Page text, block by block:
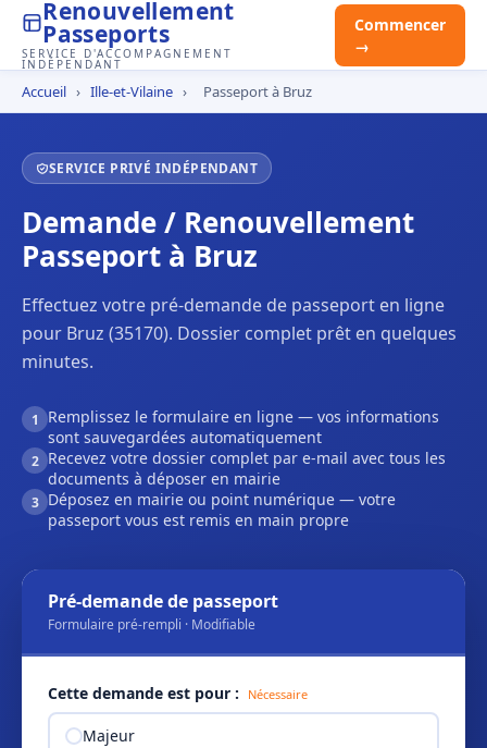
Renouvellement
Passeports
SERVICE D'ACCOMPAGNEMENT
INDÉPENDANT
Commencer
→
Accueil › Ille-et-Vilaine › Passeport à Bruz
SERVICE PRIVÉ INDÉPENDANT
Demande / Renouvellement
Passeport à Bruz
Effectuez votre pré-demande de passeport en ligne
pour Bruz (35170). Dossier complet prêt en quelques
minutes.
1
Remplissez le formulaire en ligne — vos informations
sont sauvegardées automatiquement
2 Recevez votre dossier complet par e-mail avec tous les
documents à déposer en mairie
3 Déposez en mairie ou point numérique — votre
passeport vous est remis en main propre
Pré-demande de passeport
Formulaire pré-rempli · Modifiable
Cette demande est pour : Nécessaire
Majeur